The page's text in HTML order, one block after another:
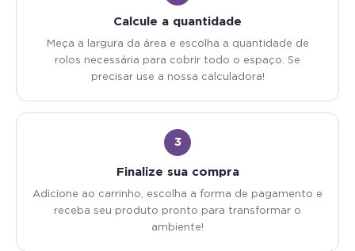
Calcule a quantidade
Meça a largura da área e escolha a quantidade de
rolos necessária para cobrir todo o espaço. Se
precisar use a nossa calculadora!
3
Finalize sua compra
Adicione ao carrinho, escolha a forma de pagamento e
receba seu produto pronto para transformar o
ambiente!